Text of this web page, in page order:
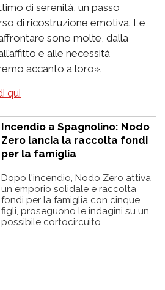
di serenità, un passo
di ricostruzione emotiva. Le
sono molte, dalla
e alle necessità
accanto a loro».
qui
Incendio a Spagnolino: Nodo
Zero lancia la raccolta fondi
per la famiglia
Dopo l'incendio, Nodo Zero attiva
un emporio solidale e raccolta
fondi per la famiglia con cinque
figli, proseguono le indagini su un
possibile cortocircuito